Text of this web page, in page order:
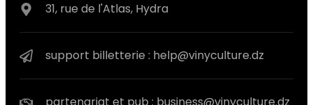
31, rue de l'Atlas, Hydra
support billetterie : help@vinyculture.dz